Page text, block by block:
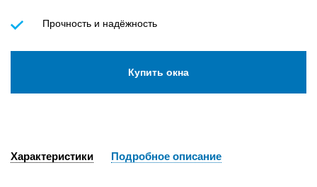
Прочность и надёжность
Купить окна
Характеристики Подробное описание